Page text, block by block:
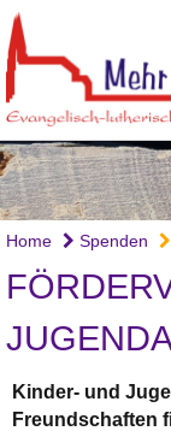
Home Spenden
Kinder- und
Freundschaften